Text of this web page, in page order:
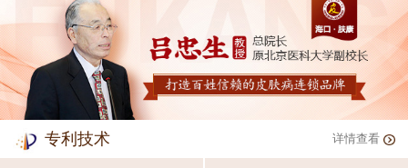
专利技术 详情查看